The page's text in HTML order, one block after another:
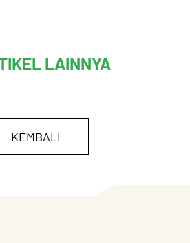
LAINNYA
KEMBALI